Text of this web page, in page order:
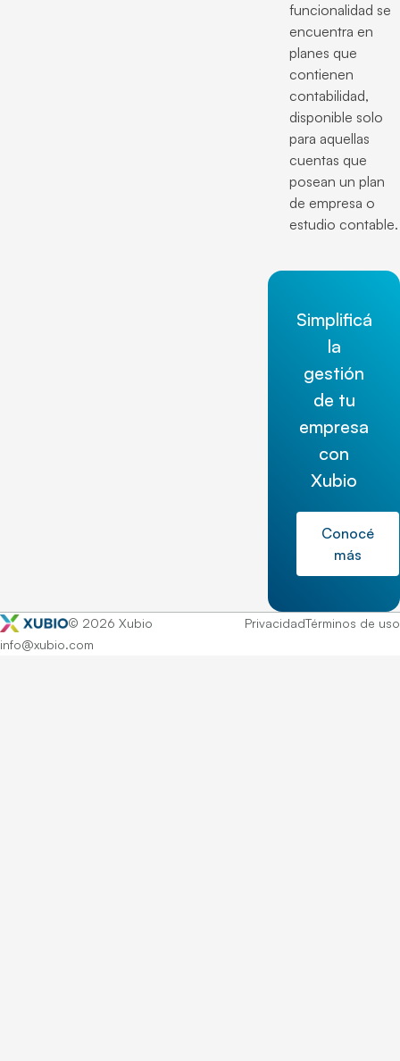
funcionalidad se
encuentra en
planes que
contienen
contabilidad,
disponible solo
para aquellas
cuentas que
posean un plan
de empresa o
estudio contable.
Simplificá
la
gestión
de tu
empresa
con
Xubio
Conocé
más
© 2026 Xubio PrivacidadTérminos de uso
info@xubio.com